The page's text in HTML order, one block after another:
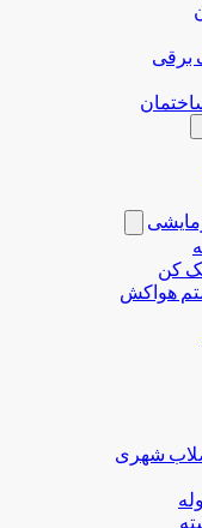
برقی
کن
هواکش
شهری